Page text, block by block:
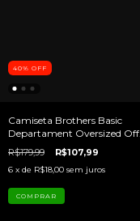
40% OFF
Camiseta Brothers Basic
Departament Oversized Off
White
R$179,99 R$107,99
6 x de R$18,00 sem juros
COMPRAR